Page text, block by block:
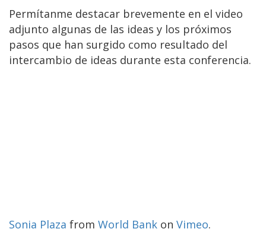
Permítanme destacar brevemente en el video
adjunto algunas de las ideas y los próximos
pasos que han surgido como resultado del
intercambio de ideas durante esta conferencia.
Sonia Plaza from World Bank on Vimeo.